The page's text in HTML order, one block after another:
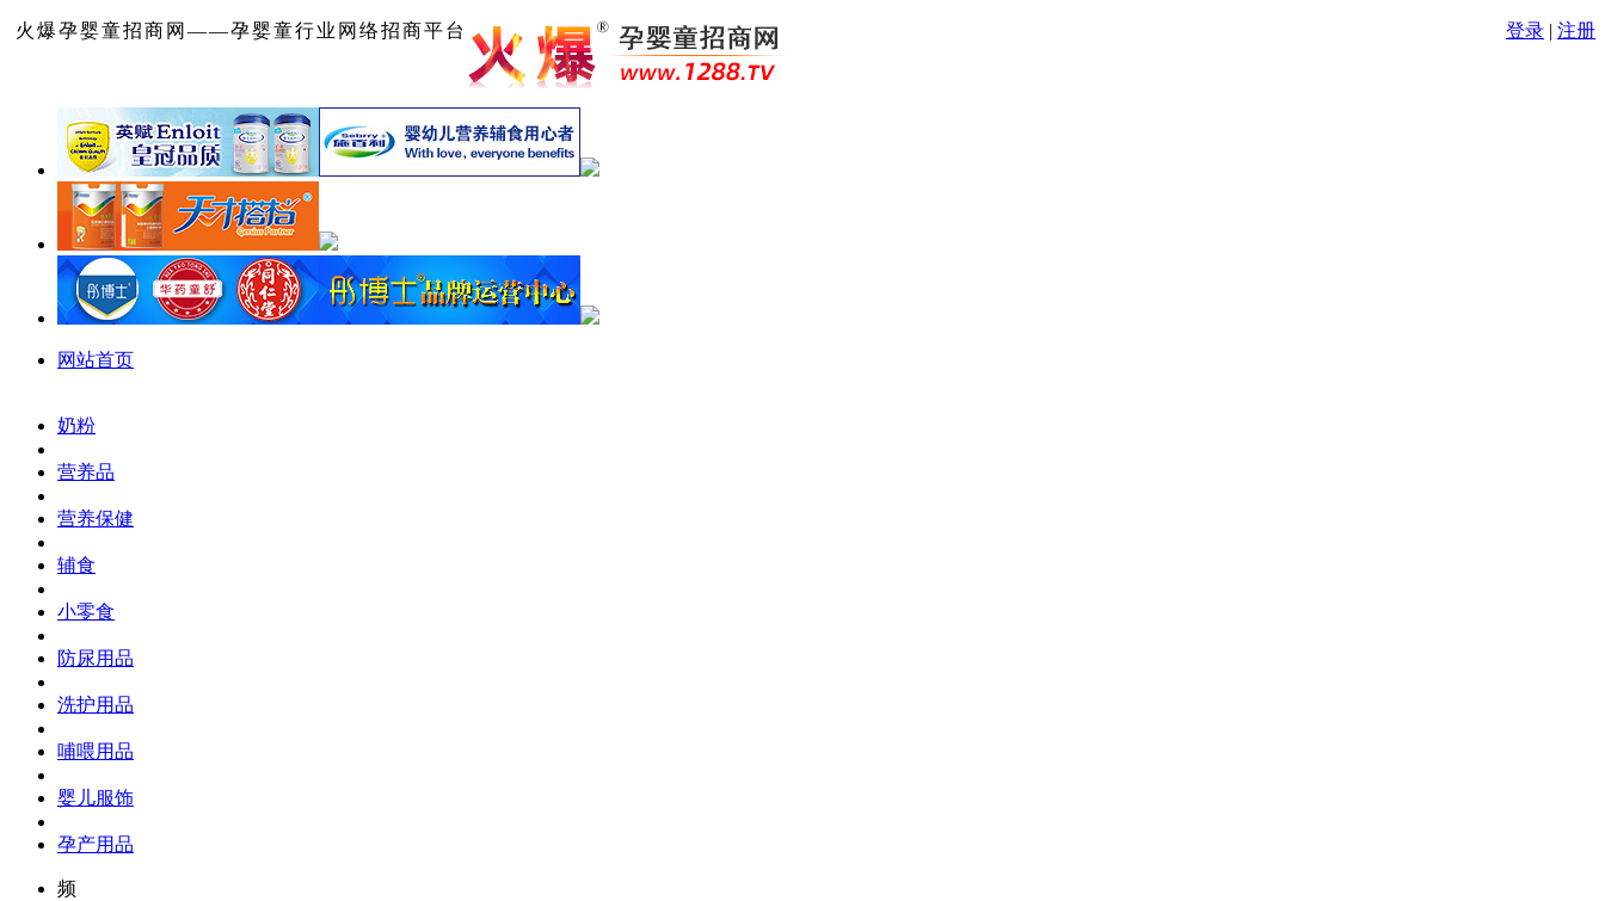
火爆孕婴童招商网——孕婴童行业网络招商平台 登录 | 注册
网站首页
奶粉
营养品
营养保健
辅食
小零食
防尿用品
洗护用品
哺喂用品
婴儿服饰
孕产用品
频